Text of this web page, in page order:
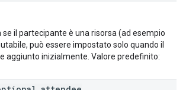
se il partecipante è una risorsa (ad esempio
può essere impostato solo quando il
aggiunto inizialmente. Valore predefinito: